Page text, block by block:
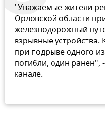
"Уважаемые жители
Орловской области
железнодорожный
взрывные устройства.
при подрыве одного
погибли, один ранен",
канале.